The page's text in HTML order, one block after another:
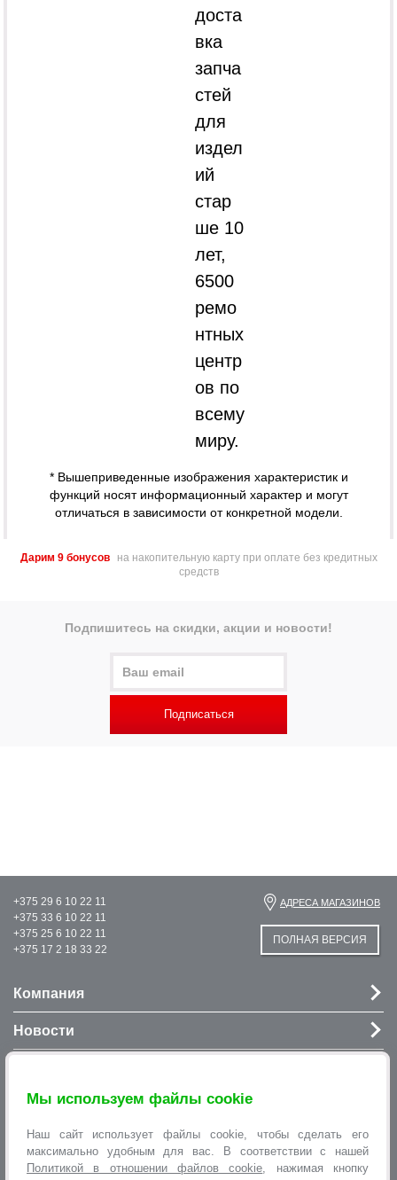
доста
вка
запча
стей
для
издел
ий
стар
ше 10
лет,
6500
ремо
нтных
центр
ов по
всему
миру.
* Вышеприведенные изображения характеристик и
функций носят информационный характер и могут
отличаться в зависимости от конкретной модели.
Дарим 9 бонусов
на накопительную карту при оплате без кредитных
средств
Подпишитесь на скидки, акции и новости!
Подписаться
Мы используем файлы cookie
Наш сайт использует файлы cookie, чтобы сделать его
максимально удобным для вас. В соответствии с нашей
Политикой в отношении файлов cookie, нажимая кнопку
+375 29 6 10 22 11
+375 33 6 10 22 11
+375 25 6 10 22 11
+375 17 2 18 33 22
АДРЕСА МАГАЗИНОВ
ПОЛНАЯ ВЕРСИЯ
Компания
Новости
Информация
Оформление заявок